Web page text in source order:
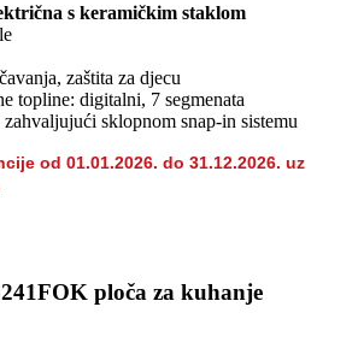
s keramičkim staklom
zaštita za djecu
topline: digitalni, 7 segmenata
sklopnom snap-in sistemu
od 01.01.2026. do 31.12.2026. uz
ploča za kuhanje